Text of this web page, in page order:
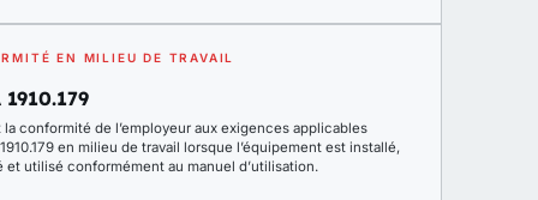
EN MILIEU DE TRAVAIL
1910.179
la conformité de l’employeur aux exigences applicables
1910.179 en milieu de travail lorsque l’équipement est installé,
et utilisé conformément au manuel d’utilisation.